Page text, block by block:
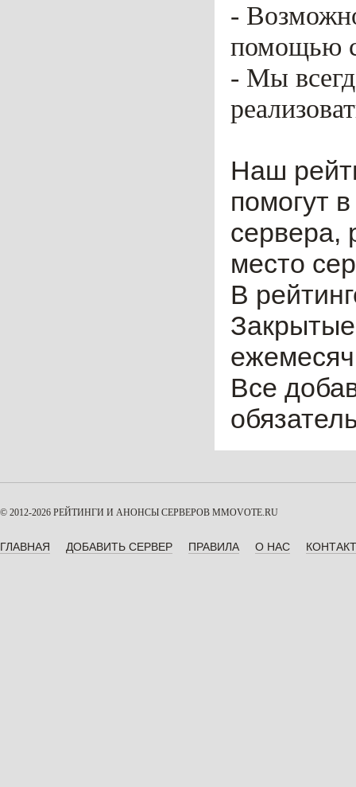
-
помощью
- Мы
Наш
помогут
сервера,
место
В
Все
© 2012-2026 РЕЙТИНГИ И АНОНСЫ СЕРВЕРОВ MMOVOTE.RU
ГЛАВНАЯ ДОБАВИТЬ СЕРВЕР ПРАВИЛА О НАС